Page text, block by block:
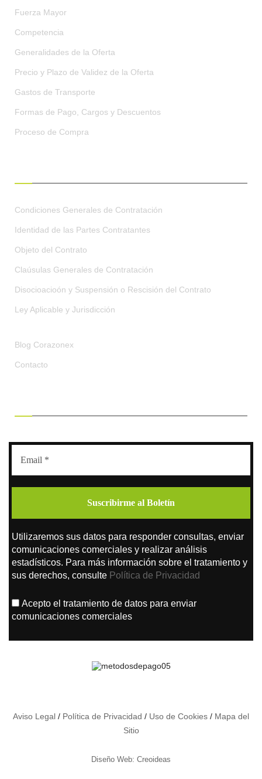
Fuerza Mayor
Competencia
Generalidades de la Oferta
Precio y Plazo de Validez de la Oferta
Gastos de Transporte
Formas de Pago, Cargos y Descuentos
Proceso de Compra
Condiciones Generales de Contratación
Identidad de las Partes Contratantes
Objeto del Contrato
Claúsulas Generales de Contratación
Disocioacioón y Suspensión o Rescisión del Contrato
Ley Aplicable y Jurisdicción
Blog Corazonex
Contacto
Utilizaremos sus datos para responder consultas, enviar
comunicaciones comerciales y realizar análisis
estadísticos. Para más información sobre el tratamiento y
sus derechos, consulte Política de Privacidad
Acepto el tratamiento de datos para enviar
comunicaciones comerciales
Aviso Legal / Política de Privacidad / Uso de Cookies / Mapa del
Sitio
Diseño Web: Creoideas